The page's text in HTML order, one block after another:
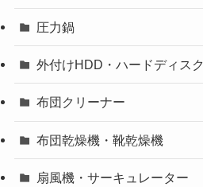
圧力鍋
外付けHDD・ハードディスク
布団クリーナー
布団乾燥機・靴乾燥機
扇風機・サーキュレーター